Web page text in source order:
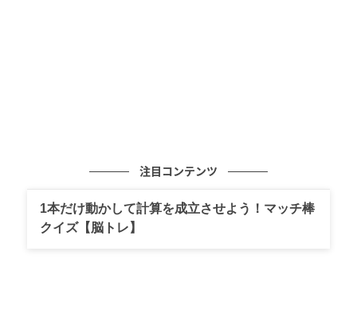
この投稿をInstagramで見る
注目コンテンツ
1本だけ動かして計算を成立させよう！マッチ棒
クイズ【脳トレ】